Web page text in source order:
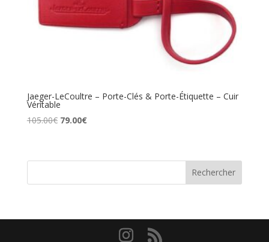
Jaeger-LeCoultre – Porte-Clés & Porte-Étiquette – Cuir
Véritable
105.00€ Le
était :
79.00€Le
est :
Rechercher